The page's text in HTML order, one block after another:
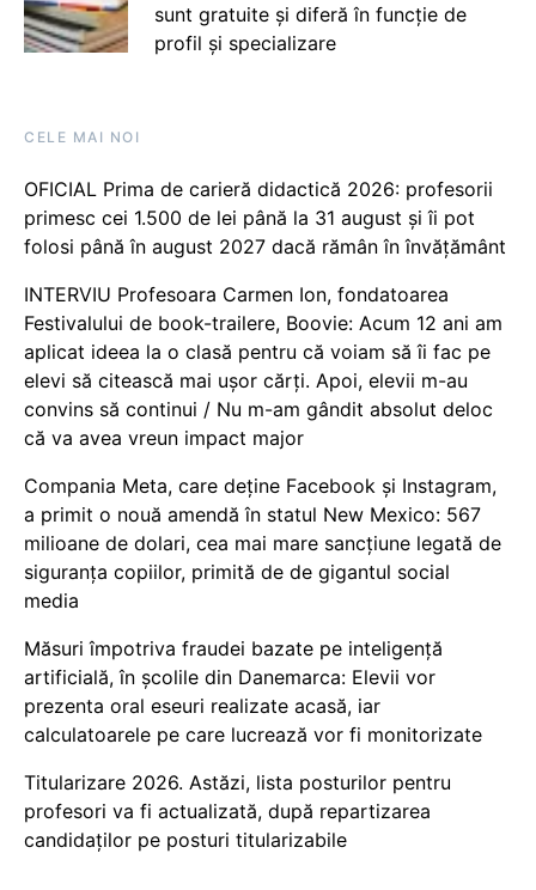
sunt gratuite și diferă în funcție de
profil și specializare
CELE MAI NOI
OFICIAL Prima de carieră didactică 2026: profesorii
primesc cei 1.500 de lei până la 31 august și îi pot
folosi până în august 2027 dacă rămân în învățământ
INTERVIU Profesoara Carmen Ion, fondatoarea
Festivalului de book-trailere, Boovie: Acum 12 ani am
aplicat ideea la o clasă pentru că voiam să îi fac pe
elevi să citească mai ușor cărți. Apoi, elevii m-au
convins să continui / Nu m-am gândit absolut deloc
că va avea vreun impact major
Compania Meta, care deține Facebook și Instagram,
a primit o nouă amendă în statul New Mexico: 567
milioane de dolari, cea mai mare sancțiune legată de
siguranța copiilor, primită de de gigantul social
media
Măsuri împotriva fraudei bazate pe inteligență
artificială, în școlile din Danemarca: Elevii vor
prezenta oral eseuri realizate acasă, iar
calculatoarele pe care lucrează vor fi monitorizate
Titularizare 2026. Astăzi, lista posturilor pentru
profesori va fi actualizată, după repartizarea
candidaților pe posturi titularizabile